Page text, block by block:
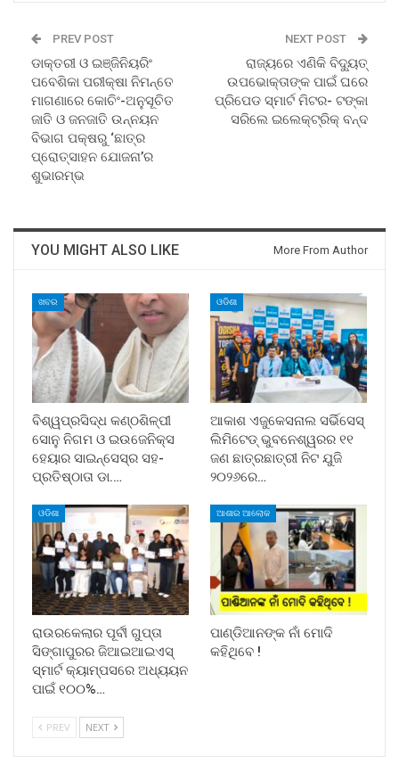
PREV POST
ଡାକ୍ତରୀ ଓ ଇଞ୍ଜିନିୟରିଂ
ପବେଶିକା ପରୀକ୍ଷା ନିମନ୍ତେ
ମାଗଣାରେ କୋଚିଂ-ଅନୁସୂଚିତ
ଜାତି ଓ ଜନଜାତି ଉନ୍ନୟନ
ବିଭାଗ ପକ୍ଷରୁ ‘ଛାତ୍ର
ପ୍ରୋତ୍ସାହନ ଯୋଜନା’ର
ଶୁଭାରମ୍ଭ
NEXT POST
ରାଜ୍ୟରେ ଏଣିକି ବିଦ୍ୟୁତ୍‌
ଉପଭୋକ୍ତାଙ୍କ ପାଇଁ ଘରେ
ପ୍ରିପେଡ ସ୍ମାର୍ଟ ମିଟର- ଟଙ୍କା
ସରିଲେ ଇଲେକ୍ଟ୍ରିକ୍‌ ବନ୍ଦ
YOU MIGHT ALSO LIKE More From Author
ଖବର
ବିଶ୍ୱପ୍ରସିଦ୍ଧ କଣ୍ଠଶିଳ୍ପୀ
ସୋନୁ ନିଗମ ଓ ଇଉଜେନିକ୍ସ
ହେୟାର ସାଇନ୍ସେସ୍ର ସହ-
ପ୍ରତିଷ୍ଠାତା ଡା.…
ଓଡିଶା
ଆକାଶ ଏଜୁକେସନାଲ ସର୍ଭିସେସ୍
ଲିମିଟେଡ୍ ଭୁବନେଶ୍ୱରର ୧୧
ଜଣ ଛାତ୍ରଛାତ୍ରୀ ନିଟ ଯୁଜି
୨୦୨୬ରେ…
ଓଡିଶା
ରାଉରକେଲାର ପୂର୍ବୀ ଗୁପ୍ତା
ସିଙ୍ଗାପୁରର ଜିଆଇଆଇଏସ୍
ସ୍ମାର୍ଟ କ୍ୟାମ୍ପସରେ ଅଧ୍ୟୟନ
ପାଇଁ ୧୦୦%…
ଆଶାର ଆଲୋକ
ପାଣ୍ଡିଆନଙ୍କ ନାଁ ମୋଦି
କହିଥିବେ !
PREV NEXT